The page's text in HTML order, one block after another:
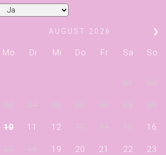
❯
AUGUST 2026
Mo Di Mi Do Fr Sa So
01 02
03 04 05 06 07 08 09
10 11 12 13 14 15 16
17 18 19 20 21 22 23